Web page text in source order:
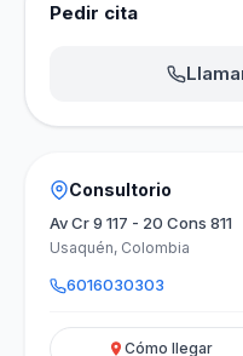
Pedir cita
Consultorio
Av Cr 9 117 - 20 Cons 811
Usaquén, Colombia
6016030303
Cómo llegar